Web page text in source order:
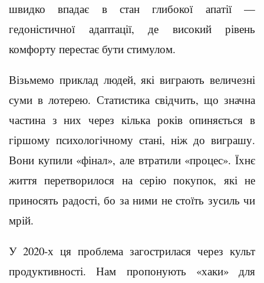
швидко впадає в стан глибокої апатії —
гедоністичної адаптації, де високий рівень
комфорту перестає бути стимулом.
Візьмемо приклад людей, які виграють величезні
суми в лотерею. Статистика свідчить, що значна
частина з них через кілька років опиняється в
гіршому психологічному стані, ніж до виграшу.
Вони купили «фінал», але втратили «процес». Їхнє
життя перетворилося на серію покупок, які не
приносять радості, бо за ними не стоїть зусиль чи
мрій.
У 2020-х ця проблема загострилася через культ
продуктивності. Нам пропонують «хаки» для